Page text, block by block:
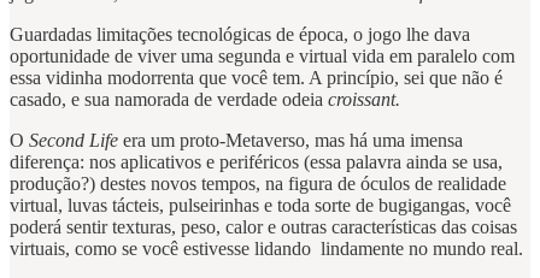
Guardadas limitações tecnológicas de época, o jogo lhe dava
oportunidade de viver uma segunda e virtual vida em paralelo com
essa vidinha modorrenta que você tem. A princípio, sei que não é
casado, e sua namorada de verdade odeia croissant.
O Second Life era um proto-Metaverso, mas há uma imensa
diferença: nos aplicativos e periféricos (essa palavra ainda se usa,
produção?) destes novos tempos, na figura de óculos de realidade
virtual, luvas tácteis, pulseirinhas e toda sorte de bugigangas, você
poderá sentir texturas, peso, calor e outras características das coisas
virtuais, como se você estivesse lidando lindamente no mundo real.